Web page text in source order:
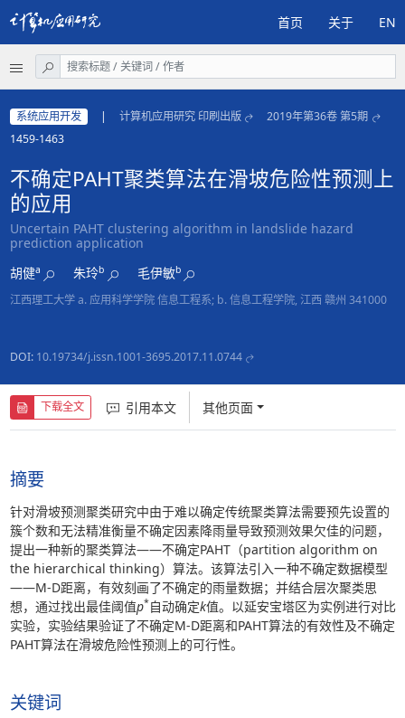
首页 关于 EN
系统应用开发 | 计算机应用研究 印刷出版
2019年第36卷 第5期
1459-1463
不确定PAHT聚类算法在滑坡危险性预测上
的应用
Uncertain PAHT clustering algorithm in landslide hazard
prediction application
胡健a 朱玲b 毛伊敏b
江西理工大学 a. 应用科学学院 信息工程系; b. 信息工程学院, 江西 赣州 341000
DOI: 10.19734/j.issn.1001-3695.2017.11.0744
下载全文 引用本文 其他页面
摘要
针对滑坡预测聚类研究中由于难以确定传统聚类算法需要预先设置的
簇个数和无法精准衡量不确定因素降雨量导致预测效果欠佳的问题，
提出一种新的聚类算法——不确定PAHT（partition algorithm on
the hierarchical thinking）算法。该算法引入一种不确定数据模型
——M-D距离，有效刻画了不确定的雨量数据；并结合层次聚类思
想，通过找出最佳阈值p*自动确定k值。以延安宝塔区为实例进行对比
实验，实验结果验证了不确定M-D距离和PAHT算法的有效性及不确定
PAHT算法在滑坡危险性预测上的可行性。
关键词